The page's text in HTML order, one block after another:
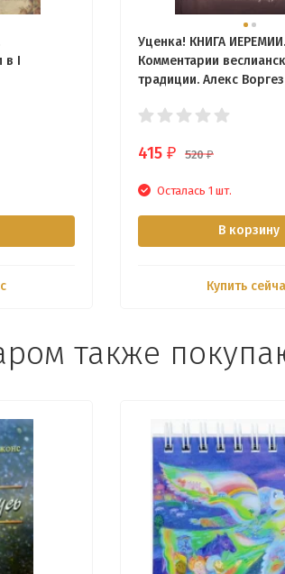
в I
Уценка! КНИГА
Комментарии
традиции. Алекс Воргез
415₽ 520₽
Осталась 1 шт.
В корзину
Купить
также